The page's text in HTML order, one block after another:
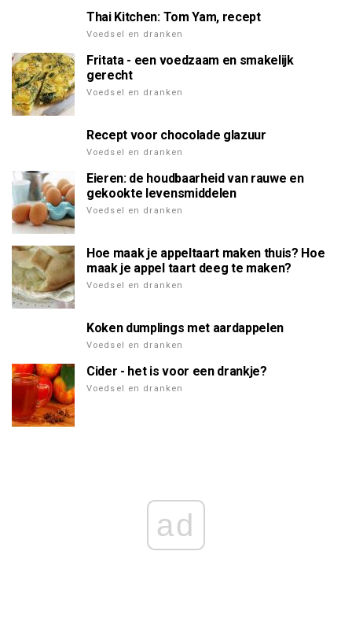
Thai Kitchen: Tom Yam, recept
Voedsel en dranken
Fritata - een voedzaam en smakelijk
gerecht
Voedsel en dranken
Recept voor chocolade glazuur
Voedsel en dranken
Eieren: de houdbaarheid van rauwe en
gekookte levensmiddelen
Voedsel en dranken
Hoe maak je appeltaart maken thuis? Hoe
maak je appel taart deeg te maken?
Voedsel en dranken
Koken dumplings met aardappelen
Voedsel en dranken
Cider - het is voor een drankje?
Voedsel en dranken
ad